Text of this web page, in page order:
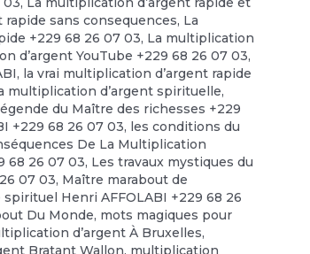
sans consequences, La
+229 68 26 07 03, La multiplication
d’argent YouTube +229 68 26 07 03,
, la vrai multiplication d’argent rapide
multiplication d’argent spirituelle,
du Maître des richesses +229
+229 68 26 07 03, les conditions du
De La Multiplication
68 26 07 03, Les travaux mystiques du
07 03, Maître marabout de
spirituel Henri AFFOLABI +229 68 26
Du Monde, mots magiques pour
d’argent À Bruxelles,
Bratant Wallon, multiplication